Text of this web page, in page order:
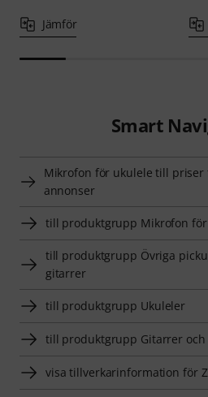
Jämför
Smart
Mikrofon för ukulele till priser
annonser
till produktgrupp Mikrofon
till produktgrupp Övriga
gitarrer
till produktgrupp Ukuleler
till produktgrupp Gitarrer och
visa tillverkarinformation för